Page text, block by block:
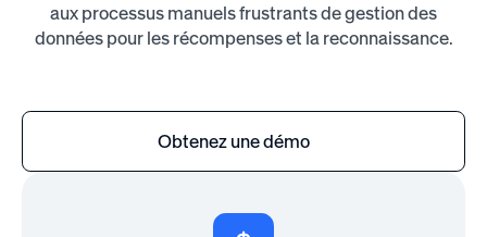
aux processus manuels frustrants de gestion des
données pour les récompenses et la reconnaissance.
Obtenez une démo